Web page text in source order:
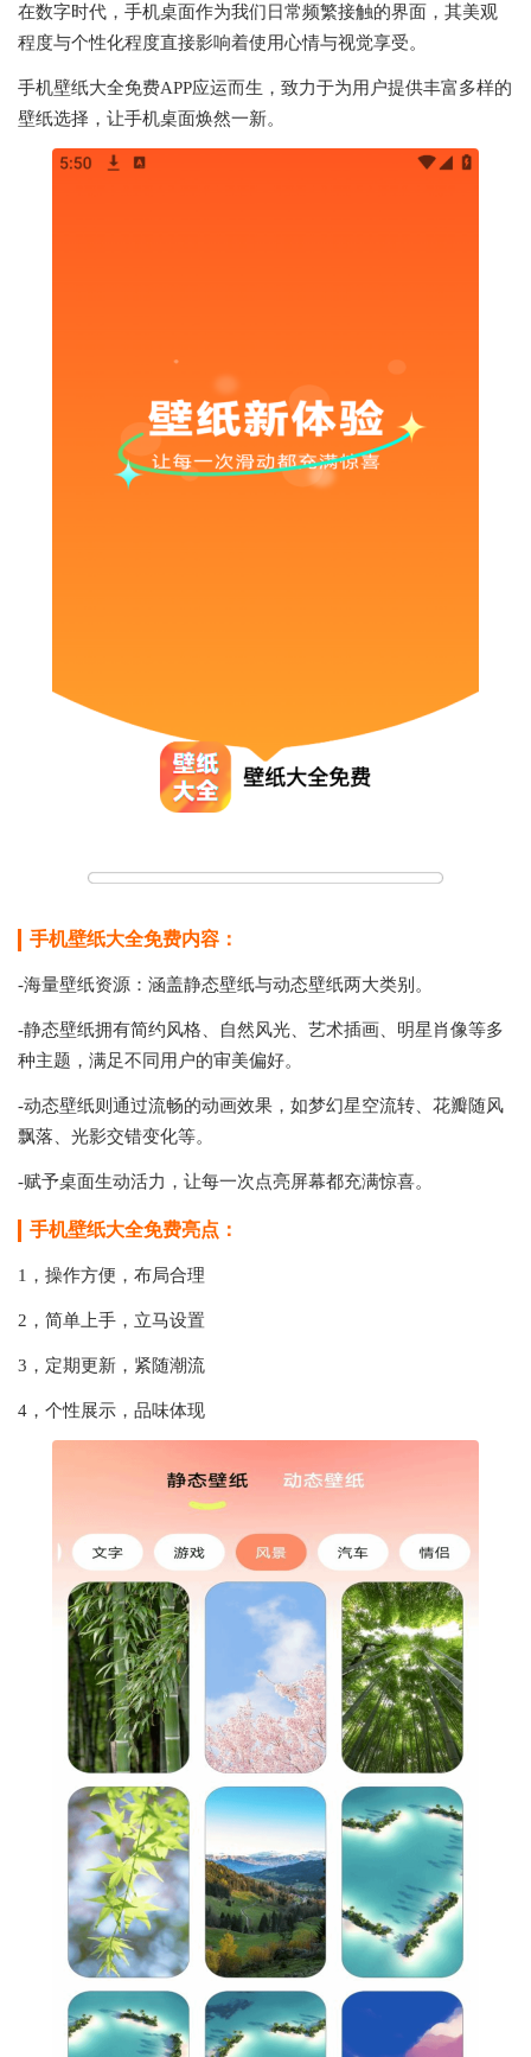
在数字时代，手机桌面作为我们日常频繁接触的界面，其美观
程度与个性化程度直接影响着使用心情与视觉享受。
手机壁纸大全免费APP应运而生，致力于为用户提供丰富多样的
壁纸选择，让手机桌面焕然一新。
手机壁纸大全免费内容：
-海量壁纸资源：涵盖静态壁纸与动态壁纸两大类别。
-静态壁纸拥有简约风格、自然风光、艺术插画、明星肖像等多
种主题，满足不同用户的审美偏好。
-动态壁纸则通过流畅的动画效果，如梦幻星空流转、花瓣随风
飘落、光影交错变化等。
-赋予桌面生动活力，让每一次点亮屏幕都充满惊喜。
手机壁纸大全免费亮点：
1，操作方便，布局合理
2，简单上手，立马设置
3，定期更新，紧随潮流
4，个性展示，品味体现